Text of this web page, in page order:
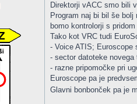
Direktorji vACC smo bili
Program naj bi bil še
bomo kontrolorji s
Tako kot VRC tudi
- Voice ATIS;
- sector datoteke novega
- razne pripomočke pri
Euroscope pa je
Glavni bonbonček pa je